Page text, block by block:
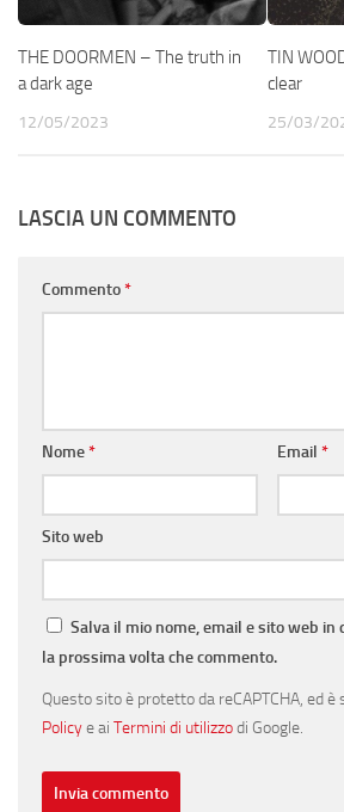
THE DOORMEN – The truth in
a dark age
12/05/2023
TIN
clear
25/03/
LASCIA UN COMMENTO
Commento*
Nome* Email *
Sito web
Salva il mio nome, email e sito web in
la prossima volta che commento.
Questo sito è protetto da reCAPTCHA, ed è
Policye ai Termini di utilizzodi Google.